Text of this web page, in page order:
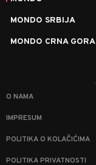
MONDO SRBIJA
MONDO CRNA GORA
O NAMA
IMPRESUM
POLITIKA O KOLAČIĆIMA
POLITIKA PRIVATNOSTI